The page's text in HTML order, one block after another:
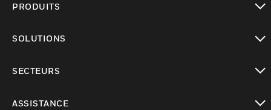
PRODUITS
SOLUTIONS
SECTEURS
ASSISTANCE